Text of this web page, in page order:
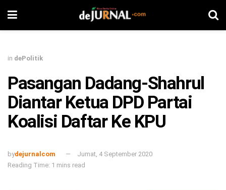
in dePolitik
Pasangan Dadang-Shahrul
Diantar Ketua DPD Partai
Koalisi Daftar Ke KPU
bydejurnalcom
Jumat, 4 September 2020
Reading Time: 1 mins read